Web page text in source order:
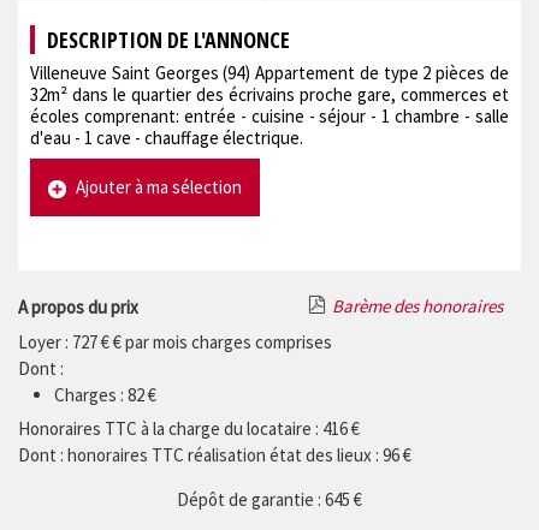
DESCRIPTION DE L'ANNONCE
Villeneuve Saint Georges (94) Appartement de type 2 pièces de
32m² dans le quartier des écrivains proche gare, commerces et
écoles comprenant: entrée - cuisine - séjour - 1 chambre - salle
d'eau - 1 cave - chauffage électrique.
Ajouter à ma sélection
A propos du prix
Barème des honoraires
Loyer : 727 € € par mois charges comprises
Dont :
Charges : 82 €
Honoraires TTC à la charge du locataire : 416 €
Dont : honoraires TTC réalisation état des lieux : 96 €
Dépôt de garantie : 645 €